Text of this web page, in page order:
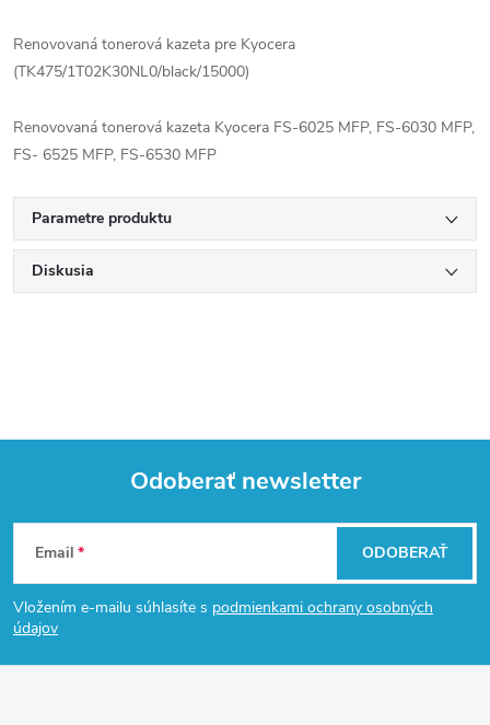
Renovovaná tonerová kazeta pre Kyocera
(TK475/1T02K30NL0/black/15000)
Renovovaná tonerová kazeta Kyocera FS-6025 MFP, FS-6030 MFP,
FS- 6525 MFP, FS-6530 MFP
Parametre produktu
Diskusia
Z
á
p
Odoberať newsletter
Email
Vložením e-mailu súhlasíte s podmienkami ochrany osobných
údajov
ODOBERAŤ